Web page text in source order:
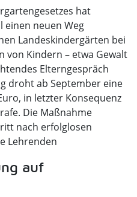
hat
einen neuen Weg
Landeskindergärten bei
von Kindern – etwa Gewalt
Elterngespräch
droht ab September eine
in letzter Konsequenz
Die Maßnahme
nach erfolglosen
Lehrenden
auf